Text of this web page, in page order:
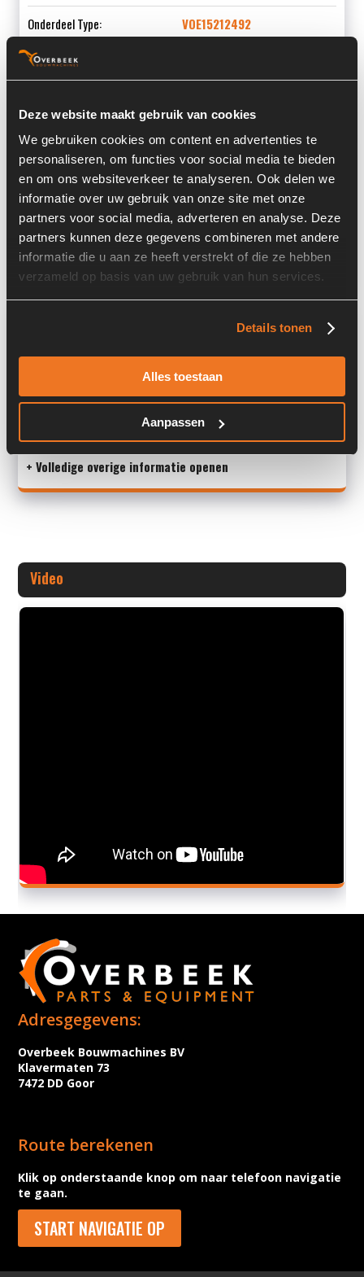
Deze website maakt gebruik van cookies
We gebruiken cookies om content en advertenties te
personaliseren, om functies voor social media te bieden
en om ons websiteverkeer te analyseren. Ook delen we
informatie over uw gebruik van onze site met onze
partners voor social media, adverteren en analyse. Deze
partners kunnen deze gegevens combineren met andere
informatie die u aan ze heeft verstrekt of die ze hebben
verzameld op basis van uw gebruik van hun services.
Details tonen
Alles toestaan
Aanpassen
Onderdeel Type:
VOE15212492
Onderdeel nummer:
Informatie
Locatie:
Past op de volgende machines:
Volvo L 30 G
Land:
Nederland
Stock number: 6639-015
Type 1: VOE15212492
+ Volledige overige informatie openen
Video
Adresgegevens:
Overbeek Bouwmachines BV
Klavermaten 73
7472 DD Goor
Route berekenen
Klik op onderstaande knop om naar telefoon navigatie
te gaan.
START NAVIGATIE OP